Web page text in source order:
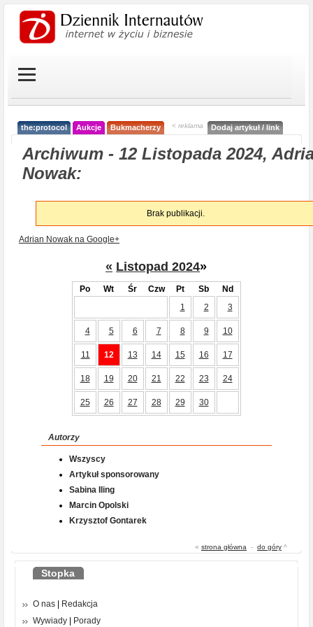
the:protocol Aukcje Bukmacherzy < reklama Dodaj artykuł / link
Archiwum - 12 Listopada 2024,
Nowak:
Brak publikacji.
Adrian Nowak na Google+
« Listopad 2024»
Po Wt Śr Czw Pt Sb
Nd
1
2 3
4 5 6 7 8 9 10
11 12 13 14 15 16 17
18 19 20 21 22 23 24
25 26 27 28 29 30
Autorzy
Wszyscy
Artykuł sponsorowany
Sabina Iling
Marcin Opolski
Krzysztof Gontarek
« strona główna - do góry ^
Stopka
O nas
Redakcja
Wywiady
Porady